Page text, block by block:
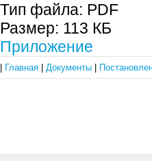
Тип файла: PDF
Размер: 113 КБ
Приложение
Главная Документы